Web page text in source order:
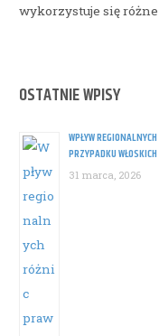
OSTATNIE WPISY
WPŁYW
PRZYPADKU
31 marca, 2026
wykorzystuje się